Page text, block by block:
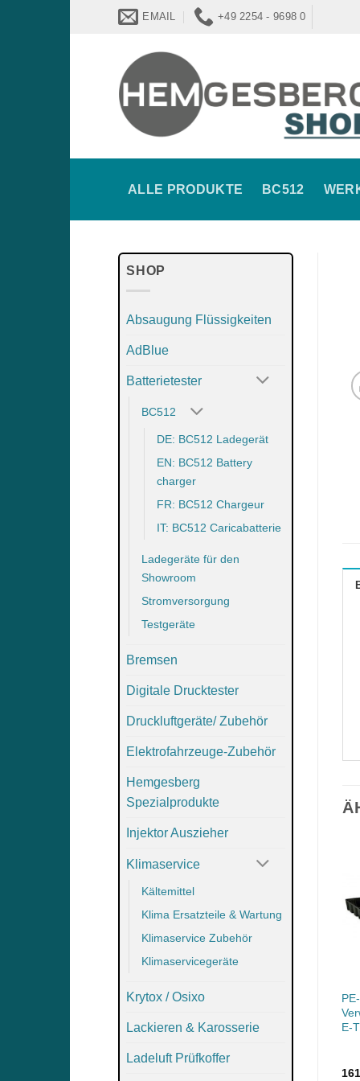
EMAIL +49 2254 - 9698 0
ALLE PRODUKTE BC512
SHOP
Absaugung Flüssigkeiten
AdBlue
Batterietester
BC512
DE: BC512 Ladegerät
EN: BC512 Battery
charger
FR: BC512 Chargeur
IT: BC512 Caricabatterie
Ladegeräte für den
Showroom
Stromversorgung
Testgeräte
Bremsen
Digitale Drucktester
Druckluftgeräte/ Zubehör
Elektrofahrzeuge-Zubehör
Hemgesberg
Spezialprodukte
Injektor Auszieher
Klimaservice
Kältemittel
Klima Ersatzteile & Wartung
Klimaservice Zubehör
Klimaservicegeräte
Krytox / Osixo
Lackieren & Karosserie
Ladeluft Prüfkoffer
E-
POE – PAG Id Test zur
Schmiermittelstyps in Kfz.
PE-Wanne 120L –
E-TECH-Autos